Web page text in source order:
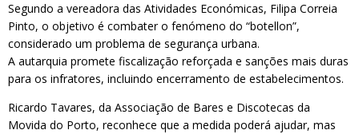
Segundo a vereadora das Atividades Económicas, Filipa Correia
Pinto, o objetivo é combater o fenómeno do “botellon”,
considerado um problema de segurança urbana.
A autarquia promete fiscalização reforçada e sanções mais duras
para os infratores, incluindo encerramento de estabelecimentos.
Ricardo Tavares, da Associação de Bares e Discotecas da
Movida do Porto, reconhece que a medida poderá ajudar, mas